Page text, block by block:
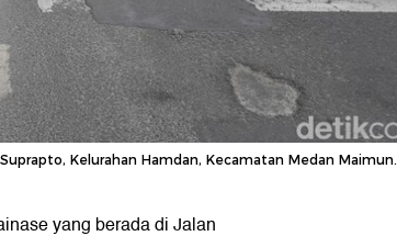
Kelurahan Hamdan, Kecamatan Medan Maimun.
yang berada di Jalan